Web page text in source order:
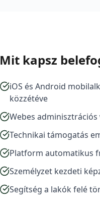
Mit kapsz
iOS és Android
közzétéve
Webes
Technikai támogatás
Platform automatikus
Személyzet kezdeti
Segítség a lakók felé